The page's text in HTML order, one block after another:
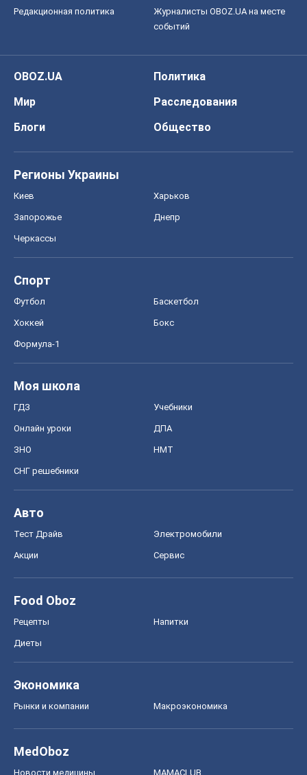
Редакционная политика
Журналисты OBOZ.UA на месте
событий
OBOZ.UA
Политика
Мир
Расследования
Блоги
Общество
Регионы Украины
Киев Харьков
Запорожье Днепр
Черкассы
Спорт
Футбол Баскетбол
Хоккей Бокс
Формула-1
Моя школа
ГДЗ Учебники
Онлайн уроки ДПА
ЗНО НМТ
СНГ решебники
Авто
Тест Драйв Электромобили
Акции Сервис
Food Oboz
Рецепты Напитки
Диеты
Экономика
Рынки и компании Mакроэкономика
MedOboz
Новости медицины MAMACLUB